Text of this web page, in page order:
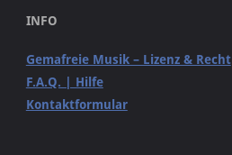
INFO
Gemafreie Musik – Lizenz & Recht
F.A.Q. | Hilfe
Kontaktformular